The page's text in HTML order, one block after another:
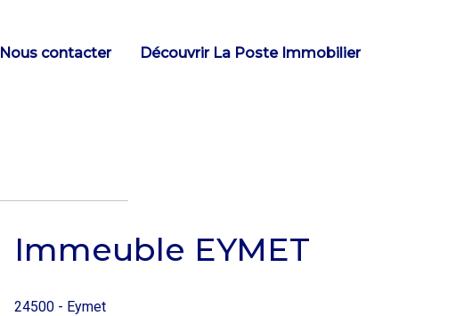
Nous contacter Découvrir La Poste Immobilier
Immeuble EYMET
24500 - Eymet